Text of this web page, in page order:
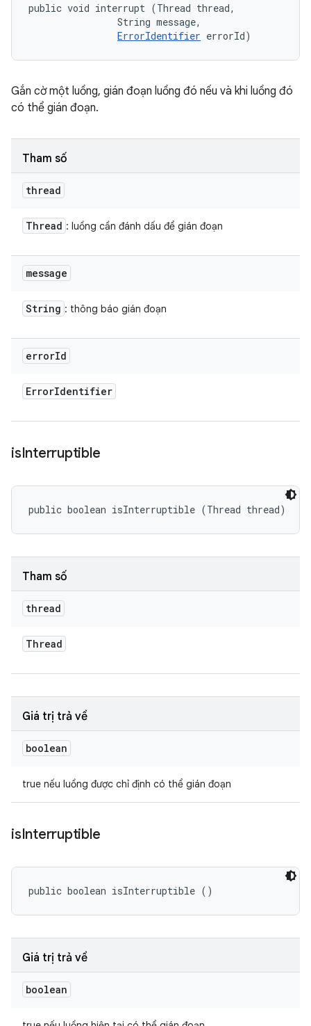
public void interrupt (Thread thread,
                String message,
ErrorIdentifier errorId)
Gắn cờ một luồng, gián đoạn luồng đó nếu và khi luồng đó
có thể gián đoạn.
Tham số
thread
Thread : luồng cần đánh dấu để gián đoạn
message
String : thông báo gián đoạn
errorId
ErrorIdentifier
isInterruptible
public boolean isInterruptible (Thread thread)
Tham số
thread
Thread
Giá trị trả về
boolean
true nếu luồng được chỉ định có thể gián đoạn
isInterruptible
public boolean isInterruptible ()
Giá trị trả về
boolean